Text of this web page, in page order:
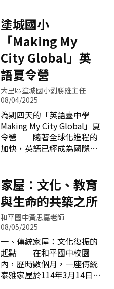
握計時器，微笑的鼓舞著，
學生們隨即甩動跳繩，輕盈
地跳躍起來。 一條細細
的繩子，在孩子們的腳下輕
巧地翻飛，彷彿承載著無限
的夢想與希望。「一、二、
三、四……」記數的同學專
注地數著，「嗶！時間
到。」場上紛紛響起學生的
歡呼與讚賞聲，短短一分
鐘，是對自己的挑戰，也是
對自信的積累。團體繩練
習 除了個人跳繩，還有
腳步站在兩側，聽從老師的
指令擺動著長繩，中間會有
六或八位學生站在繩圈，合
力完成整齊的節奏。這不僅
考驗著體能與技巧，更是團
隊合作與默契的展現。「我
們再試一次！大家節奏要一
致！」老師鼓勵著孩子們；
「腳掌不要翹起來。」同學
溫馨提醒著彼此，每個人都
塗城國小
「Making My
City Global」英
語夏令營
大里區塗城國小劉勝雄主任
08/04/2025
為期四天的「英語臺中學
Making My City Global」夏
令營 隨著全球化進程的
加快，英語已經成為國際交
具，塗城國小於114年7月1
日至7月4日，舉辦了為期四
天的「英語臺中學 Making
My City Global」夏令營，
旨在透過生動、有趣的活
動，提升學生的英語溝通能
力，並拓展國際視野。
夏令營的核心目標是營造一
個充滿趣味並具生活化的英
語學習環境，激發學生對英
家屋：文化、教育
與生命的共築之所
和平國中黃思嘉老師
08/05/2025
一、傳統家屋：文化復振的
起點 在和平國中校園
內，歷時數個月，一座傳統
泰雅家屋於114年3月14日悄